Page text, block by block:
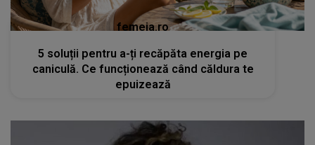
femeia.ro
5 soluții pentru a-ți recăpăta energia pe
caniculă. Ce funcționează când căldura te
epuizează